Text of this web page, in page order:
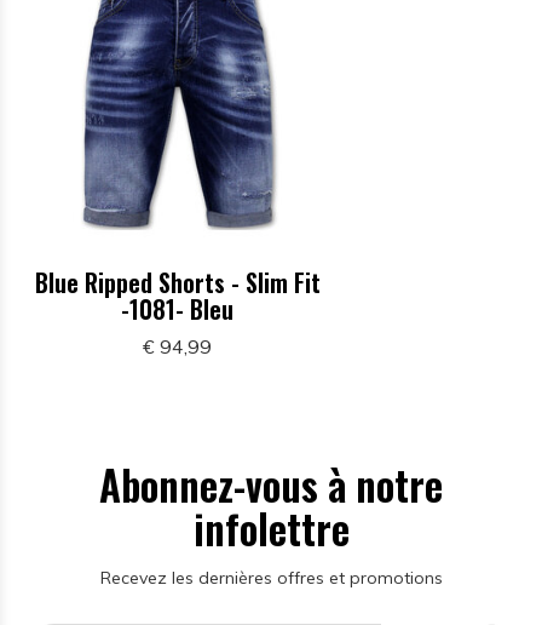
Blue Ripped Shorts - Slim Fit
-1081- Bleu
€ 94,99
Abonnez-vous à notre
infolettre
Recevez les dernières offres et promotions